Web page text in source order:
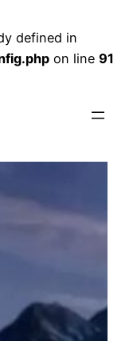
defined in
on line 91